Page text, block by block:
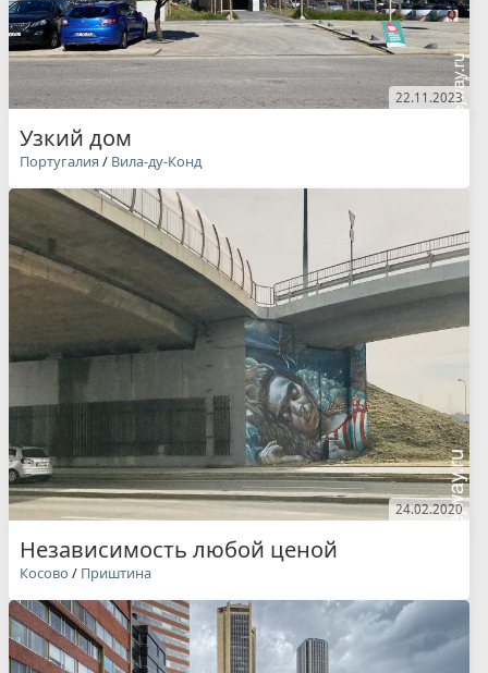
22.11.2023
Узкий дом
Португалия / Вила-ду-Конд
24.02.2020
Независимость любой ценой
Косово / Приштина